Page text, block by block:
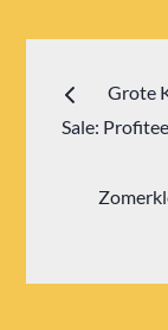
Grote
Sale: